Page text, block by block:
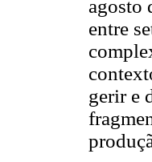
agosto
entre
gerir e